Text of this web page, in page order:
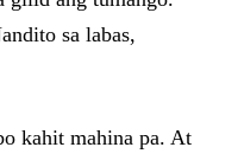
sa labas,
kahit mahina pa. At